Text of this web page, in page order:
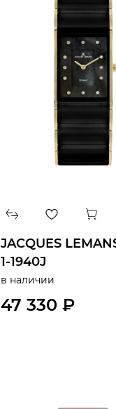
JACQUES
1-1940J
в наличии
47 330 ₽